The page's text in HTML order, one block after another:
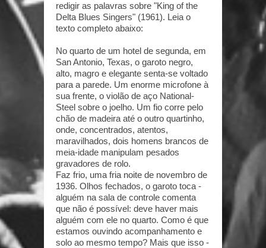
redigir as palavras sobre "King of the
Delta Blues Singers" (1961). Leia o
texto completo abaixo:
No quarto de um hotel de segunda, em
San Antonio, Texas, o garoto negro,
alto, magro e elegante senta-se voltado
para a parede. Um enorme microfone à
sua frente, o violão de aço National-
Steel sobre o joelho. Um fio corre pelo
chão de madeira até o outro quartinho,
onde, concentrados, atentos,
maravilhados, dois homens brancos de
meia-idade manipulam pesados
gravadores de rolo.
Faz frio, uma fria noite de novembro de
1936. Olhos fechados, o garoto toca -
alguém na sala de controle comenta
que não é possível: deve haver mais
alguém com ele no quarto. Como é que
estamos ouvindo acompanhamento e
solo ao mesmo tempo? Mais que isso -